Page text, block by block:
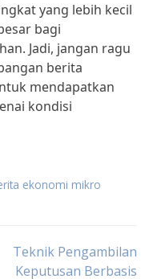
yang lebih kecil
bagi
Jadi, jangan ragu
berita
mendapatkan
kondisi
ekonomi mikro
Teknik Pengambilan
Keputusan Berbasis